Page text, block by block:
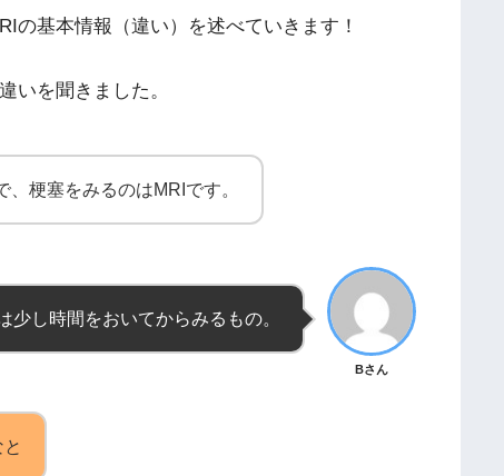
の基本情報（違い）を述べていきます！
いを聞きました。
梗塞をみるのはMRIです。
Bさん
少し時間をおいてからみるもの。